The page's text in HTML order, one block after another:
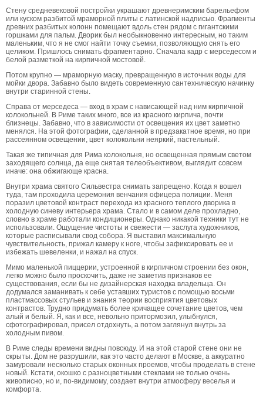
Стену средневековой постройки украшают древнеримским барельефом
или куском разбитой мраморной плиты с латинской надписью. Фрагменты
древних разбитых колонн помещают вдоль стен рядом с гигантскими
горшками для пальм. Дворик был необыкновенно интересным, но таким
маленьким, что я не смог найти точку съемки, позволяющую снять его
целиком. Пришлось снимать фрагментарно. Сначала кадр с мерседесом и
белой разметкой на кирпичной мостовой.
Потом крупно — мраморную маску, превращенную в источник воды для
мойки двора. Забавно было видеть современную сантехническую начинку
внутри старинной стены.
Справа от мерседеса — вход в храм с нависающей над ним кирпичной
колокольней. В Риме таких много, все из красного кирпича, почти
близнецы. Забавно, что в зависимости от освещения их цвет заметно
менялся. На этой фотографии, сделанной в предзакатное время, но при
рассеянном освещении, цвет колокольни неяркий, пастельный.
Такая же типичная для Рима колокольня, но освещенная прямым светом
заходящего солнца, да еще снятая телеобъективом, выглядит совсем
иначе: она обжигающе красна.
Внутри храма святого Сильвестра снимать запрещено. Когда я вошел
туда, там проходила церемония венчания офицера полиции. Меня
поразил цветовой контраст перехода из красного теплого дворика в
холодную синеву интерьера храма. Стало и в самом деле прохладно,
словно в храме работали кондиционеры. Однако никакой техники тут не
использовали. Ощущение чистоты и свежести — заслуга художников,
которые расписывали свод собора. Я выставил максимальную
чувствительность, прижал камеру к ноге, чтобы зафиксировать ее и
избежать шевеленки, и нажал на спуск.
Мимо маленькой пиццерии, устроенной в кирпичном строении без окон,
легко можно было проскочить, даже не заметив признаков ее
существования, если бы не дизайнерская находка владельца. Он
додумался заманивать к себе уставших туристов с помощью восьми
пластмассовых стульев и знания теории восприятия цветовых
контрастов. Трудно придумать более кричащее сочетание цветов, чем
алый и белый. Я, как и все, невольно притормозил, улыбнулся,
сфотографировал, присел отдохнуть, а потом заглянул внутрь за
холодным пивом.
В Риме следы времени видны повсюду. И на этой старой стене они не
скрыты. Дом не разрушили, как это часто делают в Москве, а аккуратно
замуровали несколько старых оконных проемов, чтобы проделать в стене
новый. Кстати, окошко с разноцветными стеклами не только очень
живописно, но и, по-видимому, создает внутри атмосферу веселья и
комфорта.